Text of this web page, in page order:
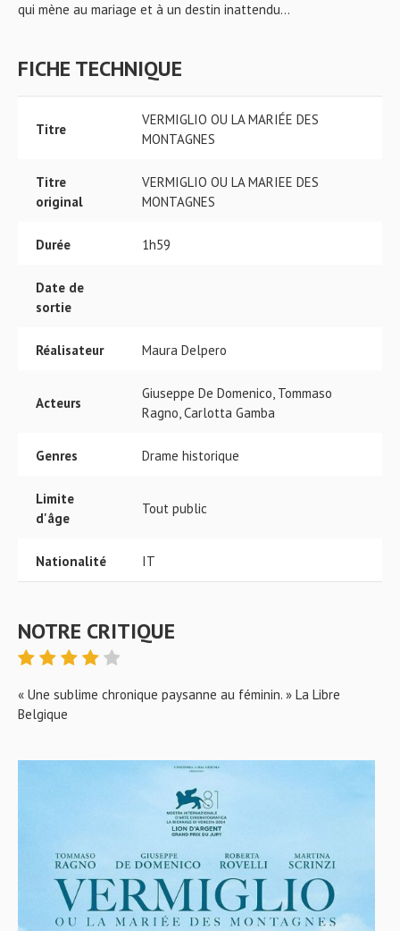
qui mène au mariage et à un destin inattendu…
FICHE TECHNIQUE
Titre
VERMIGLIO OU LA MARIÉE DES
MONTAGNES
Titre
original
VERMIGLIO OU LA MARIEE DES
MONTAGNES
Durée 1h59
Date de
sortie
Réalisateur Maura Delpero
Acteurs
Giuseppe De Domenico, Tommaso
Ragno, Carlotta Gamba
Genres Drame historique
Limite
d'âge
Tout public
Nationalité IT
NOTRE CRITIQUE
« Une sublime chronique paysanne au féminin. » La Libre
Belgique